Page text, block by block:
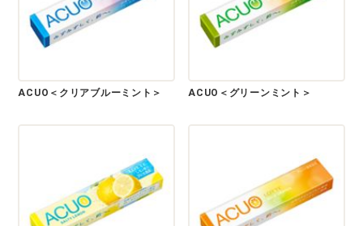
ACUO＜クリアブルーミント＞ ACUO＜グリーンミント＞